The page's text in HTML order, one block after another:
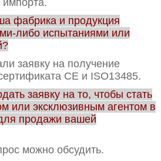
фабрика и продукция
либо испытаниями или
заявку на получение
CE и ISO13485.
заявку на то, чтобы стать
или эксклюзивным агентом в
продажи вашей
можно обсудить.